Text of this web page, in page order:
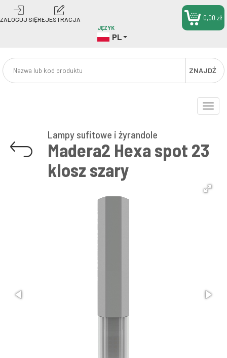
ZALOGUJ SIĘREJESTRACJA
JĘZYK
PL
ZNAJDŹ
0,00 zł
Toggle
Lampy sufitowe i żyrandole
Madera2 Hexa spot 23
klosz szary